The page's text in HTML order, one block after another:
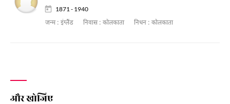
1871 - 1940
जन्म : इंग्लैंड निवास : कोलकाता निधन : कोलकाता
और खोजिए